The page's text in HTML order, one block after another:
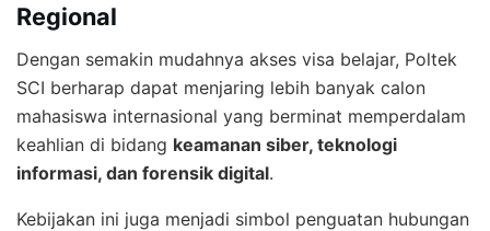
Regional
Dengan semakin mudahnya akses visa belajar, Poltek
SCI berharap dapat menjaring lebih banyak calon
mahasiswa internasional yang berminat memperdalam
keahlian di bidang keamanan siber, teknologi
informasi, dan forensik digital.
Kebijakan ini juga menjadi simbol penguatan hubungan